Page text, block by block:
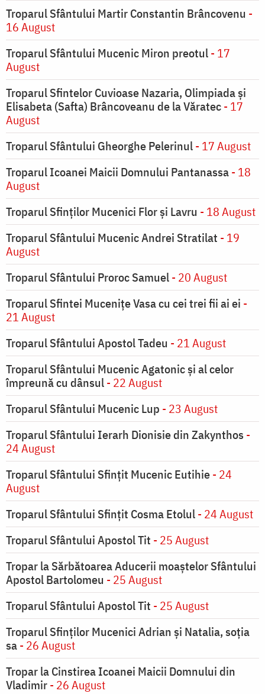
Troparul Sfântului Martir Constantin Brâncovenu -
16 August
Troparul Sfântului Mucenic Miron preotul- 17
August
Troparul Sfintelor Cuvioase Nazaria, Olimpiada și
Elisabeta (Safta) Brâncoveanu de la Văratec- 17
August
Troparul Sfântului Gheorghe Pelerinul- 17 August
Troparul Icoanei Maicii Domnului Pantanassa- 18
August
Troparul Sfinţilor Mucenici Flor şi Lavru - 18 August
Troparul Sfântului Mucenic Andrei Stratilat - 19
August
Troparul Sfântului Proroc Samuel- 20 August
Troparul Sfintei Muceniţe Vasa cu cei trei fii ai ei -
21 August
Troparul Sfântului Apostol Tadeu - 21 August
Troparul Sfântului Mucenic Agatonic şi al celor
împreună cu dânsul- 22 August
Troparul Sfântului Mucenic Lup - 23 August
Troparul Sfântului Ierarh Dionisie din Zakynthos -
24 August
Troparul Sfântului Sfinţit Mucenic Eutihie- 24
August
Troparul Sfântului Sfinţit Cosma Etolul- 24 August
Troparul Sfântului Apostol Tit - 25 August
Tropar la Sărbătoarea Aducerii moaştelor Sfântului
Apostol Bartolomeu - 25 August
Troparul Sfântului Apostol Tit - 25 August
Troparul Sfinţilor Mucenici Adrian şi Natalia, soţia
sa- 26 August
Tropar la Cinstirea Icoanei Maicii Domnului din
Vladimir- 26 August